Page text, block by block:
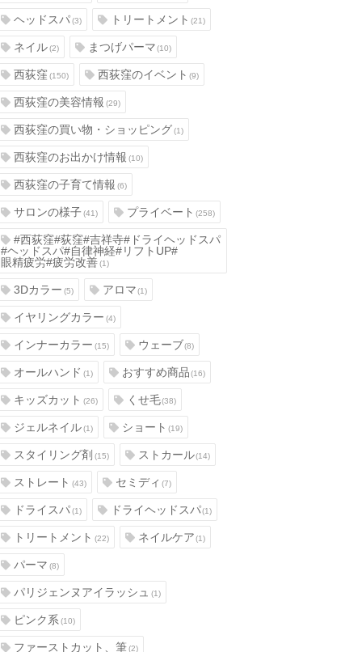
ヘッドスパ(3) トリートメント(21)
ネイル(2) まつげパーマ(10)
西荻窪(150) 西荻窪のイベント(9)
西荻窪の美容情報(29)
西荻窪の買い物・ショッピング(1)
西荻窪のお出かけ情報(10)
西荻窪の子育て情報(6)
サロンの様子(41) プライベート(258)
#西荻窪#荻窪#吉祥寺#ドライヘッドスパ
#ヘッドスパ#自律神経#リフトUP#
眼精疲労#疲労改善(1)
3Dカラー(5) アロマ(1)
イヤリングカラー(4)
インナーカラー(15) ウェーブ(8)
オールハンド(1) おすすめ商品(16)
キッズカット(26) くせ毛(38)
ジェルネイル(1) ショート(19)
スタイリング剤(15) ストカール(14)
ストレート(43) セミディ(7)
ドライスパ(1) ドライヘッドスパ(1)
トリートメント(22) ネイルケア(1)
パーマ(8)
パリジェンヌアイラッシュ(1)
ピンク系(10)
ファーストカット、筆(2)